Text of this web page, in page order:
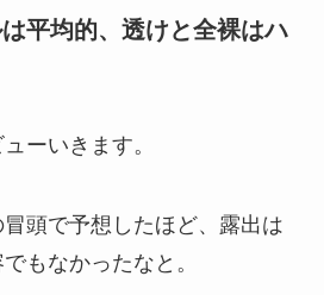
平均的、透けと全裸はハ
ーいきます。
頭で予想したほど、露出は
もなかったなと。